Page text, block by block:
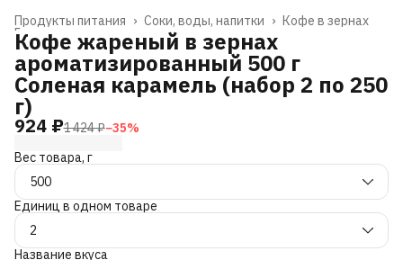
Кофе в зернах
Соки, воды, напитки ›
Продукты питания ›
Главная
Кофе жареный в зернах
ароматизированный 500 г
Соленая карамель (набор 2 по 250
г)
924 ₽1 424 ₽−35%
Вес товара, г
500
Единиц в одном товаре
2
Название вкуса